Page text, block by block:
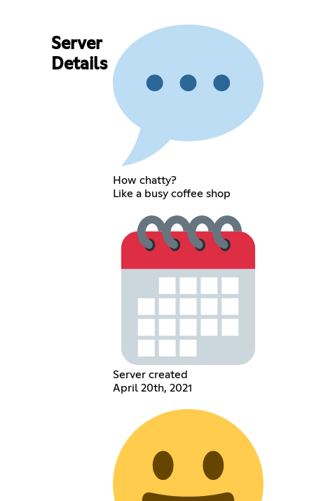
Server
Details
How chatty?
Like a busy coffee shop
Server created
April 20th, 2021